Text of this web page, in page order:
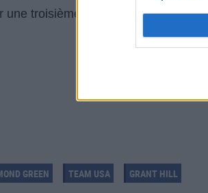
une troisième médaille d'or cet été à
GREEN TEAM USA GRANT HILL